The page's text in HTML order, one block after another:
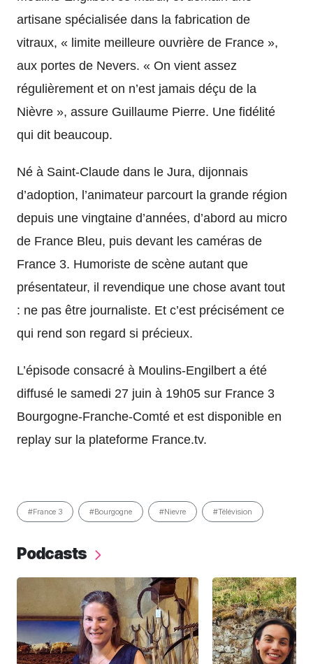
artisane spécialisée dans la fabrication de
vitraux, « limite meilleure ouvrière de France »,
aux portes de Nevers. « On vient assez
régulièrement et on n’est jamais déçu de la
Nièvre », assure Guillaume Pierre. Une fidélité
qui dit beaucoup.
Né à Saint-Claude dans le Jura, dijonnais
d’adoption, l’animateur parcourt la grande région
depuis une vingtaine d’années, d’abord au micro
de France Bleu, puis devant les caméras de
France 3. Humoriste de scène autant que
présentateur, il revendique une chose avant tout
: ne pas être journaliste. Et c’est précisément ce
qui rend son regard si précieux.
L’épisode consacré à Moulins-Engilbert a été
diffusé le samedi 27 juin à 19h05 sur France 3
Bourgogne-Franche-Comté et est disponible en
replay sur la plateforme France.tv.
#France 3 #Bourgogne #Nievre #Télévision
Podcasts